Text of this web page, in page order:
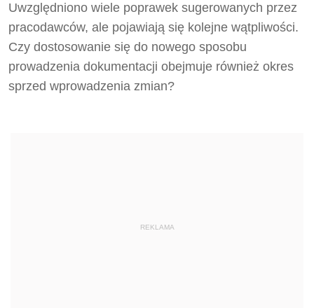
Uwzględniono wiele poprawek sugerowanych przez
pracodawców, ale pojawiają się kolejne wątpliwości.
Czy dostosowanie się do nowego sposobu
prowadzenia dokumentacji obejmuje również okres
sprzed wprowadzenia zmian?
REKLAMA